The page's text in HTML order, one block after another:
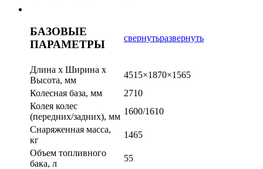
БАЗОВЫЕ
ПАРАМЕТРЫ
свернутьразвернуть
Длина х Ширина x
Высота, мм
4515×1870×1565
Колесная база, мм
2710
Колея колес
(передних/задних), мм
1600/1610
Снаряженная масса,
кг
1465
Объем топливного
бака, л
55